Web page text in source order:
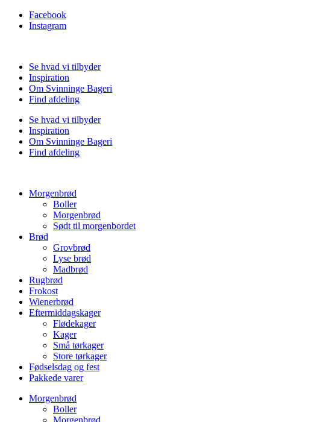
Facebook
Instagram
Se hvad vi tilbyder
Inspiration
Om Svinninge Bageri
Find afdeling
Se hvad vi tilbyder
Inspiration
Om Svinninge Bageri
Find afdeling
Morgenbrød
Boller
Morgenbrød
Sødt til morgenbordet
Brød
Grovbrød
Lyse brød
Madbrød
Rugbrød
Frokost
Wienerbrød
Eftermiddagskager
Flødekager
Kager
Små tørkager
Store tørkager
Fødselsdag og fest
Pakkede varer
Morgenbrød
Boller
Morgenbrød